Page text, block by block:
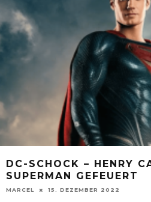
DC-SCHOCK – HENRY
SUPERMAN GEFEUERT
MARCEL 15. DEZEMBER 2022